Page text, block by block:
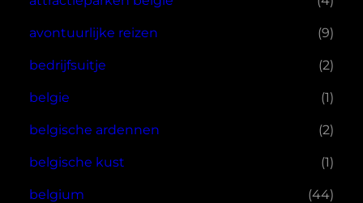
avontuurlijke reizen (9)
bedrijfsuitje (2)
belgie (1)
belgische ardennen (2)
belgische kust (1)
belgium (44)